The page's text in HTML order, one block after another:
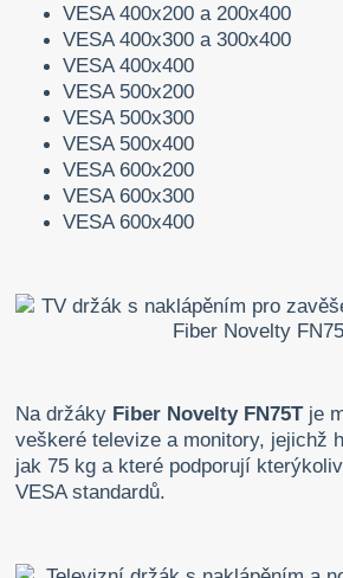
VESA 400x200 a 200x400
VESA 400x300 a 300x400
VESA 400x400
VESA 500x200
VESA 500x300
VESA 500x400
VESA 600x200
VESA 600x300
VESA 600x400
Na držáky Fiber Novelty FN75Tje
veškeré televize a monitory, jejichž
jak 75 kg a které podporují
VESA standardů.